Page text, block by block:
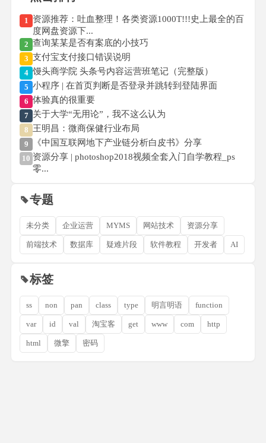
1 资源推荐：吐血整理！各类资源1000T!!!史上最全的百
度网盘资源下...
2 查询某某是否有案底的小技巧
3 支付宝支付接口错误说明
4 馒头商学院 头条号内容运营班笔记（完整版）
5 小程序 | 在首页判断是否登录并跳转到登陆界面
6 体验真的很重要
7 关于大学“无用论”，我不这么认为
8 王明昌：微商保健行业布局
9 《中国互联网地下产业链分析白皮书》分享
10 资源分享 | photoshop2018视频全套入门自学教程_ps
零...
专题
未分类 企业运营 MYMS 网站技术 资源分享
前端技术 数据库 疑难片段 软件教程 开发者 AI
标签
ss non pan class type 明言明语 function
var id val 淘宝客 get www com http
html 微擎 密码